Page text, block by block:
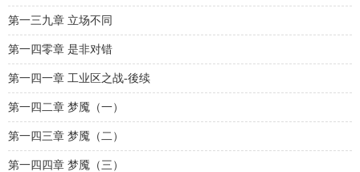
第一三九章 立场不同
第一四零章 是非对错
第一四一章 工业区之战-後续
第一四二章 梦魇（一）
第一四三章 梦魇（二）
第一四四章 梦魇（三）